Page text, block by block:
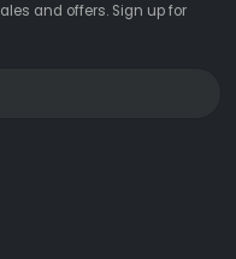
and offers. Sign up for